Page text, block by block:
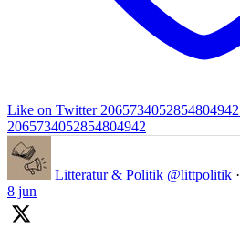
Like on Twitter 2065734052854804942
2065734052854804942
Litteratur & Politik @littpolitik ·
8 jun